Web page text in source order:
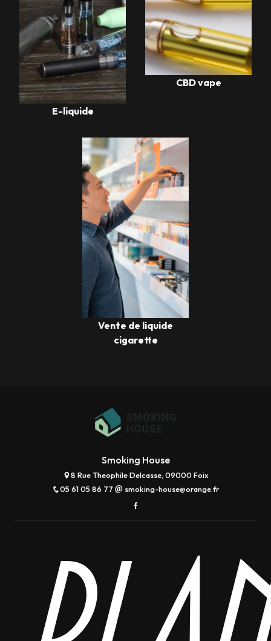
E-liquide
CBD vape
Vente de liquide
cigarette
Smoking House
8 Rue Theophile Delcasse, 09000 Foix
05 61 05 86 77
smoking-house@orange.fr